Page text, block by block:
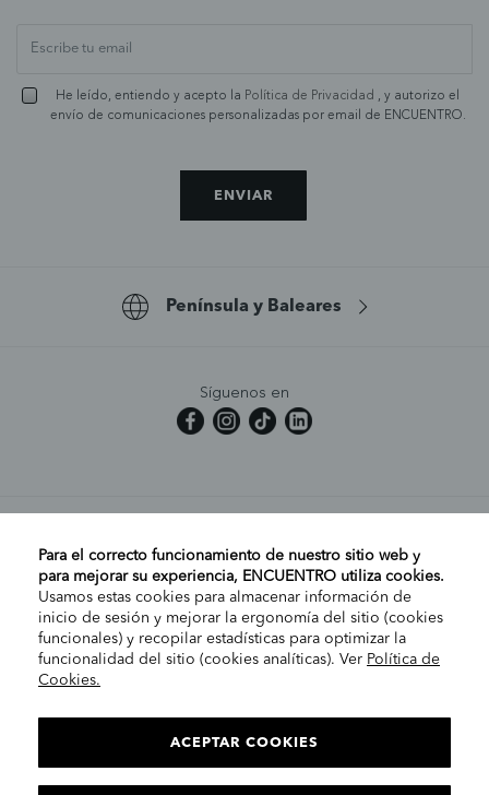
He leído, entiendo y acepto la Política de Privacidad , y autorizo el
envío de comunicaciones personalizadas por email de ENCUENTRO.
ENVIAR
Península y Baleares
Síguenos en
MI CUENTA
AYUDA
EMPRESA
INFORMACIÓN LEGAL
Para el correcto funcionamiento de nuestro sitio web y
para mejorar su experiencia, ENCUENTRO utiliza cookies.
Usamos estas cookies para almacenar información de
inicio de sesión y mejorar la ergonomía del sitio (cookies
funcionales) y recopilar estadísticas para optimizar la
funcionalidad del sitio (cookies analíticas). Ver Política de
Cookies.
ACEPTAR COOKIES